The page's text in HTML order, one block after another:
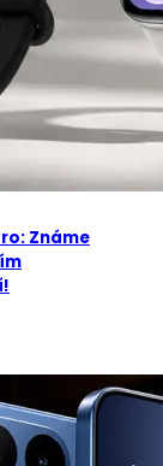
Známe